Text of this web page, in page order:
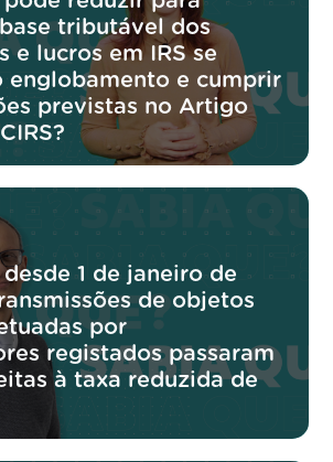
tributável dos
e lucros em IRS se
englobamento e cumprir
previstas no Artigo
1 de janeiro de
de objetos
por
registados passaram
à taxa reduzida de